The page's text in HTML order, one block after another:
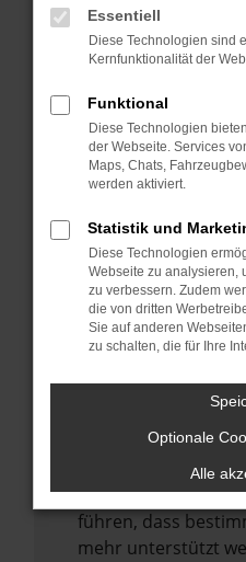
Überprüfe deine
deine Suchmaschine?
Prüfe deine
Manche
können das Laden
anderen Browser
Fenster?
Starte dein Gerät
Das kann
vorübergehende
Stelle sicher, dass
Betriebssystem
Veraltete Software
Sicherheitsrisiko,
führen, dass
mehr unterstützt
Essentiell
Diese Technologien sind
Kernfunktionalität der
Funktional
Diese Technologien
der Webseite. Services
Maps, Chats,
werden aktiviert.
Statistik und
Diese Technologien
Webseite zu analysieren,
zu verbessern. Zudem
die von dritten
Sie auf anderen
zu schalten, die für Ihre
Optionale
Alle